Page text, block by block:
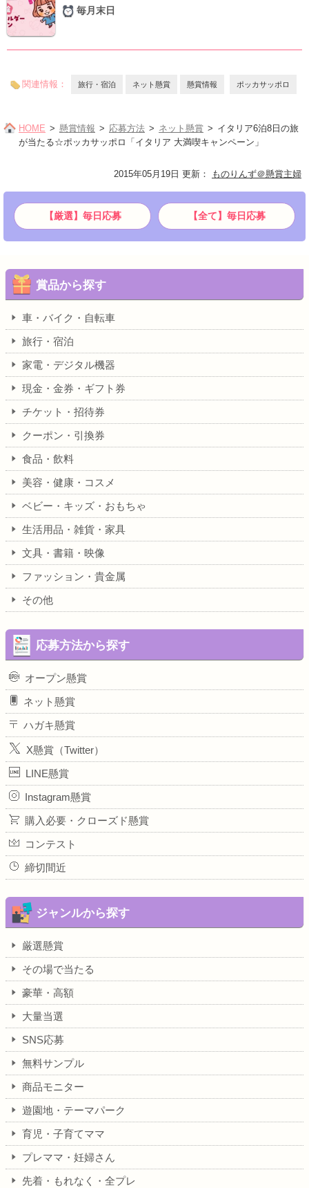
毎月末日
関連情報： 旅行・宿泊 ネット懸賞 懸賞情報 ポッカサッポロ
HOME 懸賞情報 応募方法 ネット懸賞
イタリア6泊8日の旅
が当たる☆ポッカサッポロ「イタリア 大満喫キャンペーン」
2015年05月19日 更新 ： ものりんず＠懸賞主婦
【厳選】毎日応募 【全て】毎日応募
賞品から探す
車・バイク・自転車
旅行・宿泊
家電・デジタル機器
現金・金券・ギフト券
チケット・招待券
クーポン・引換券
食品・飲料
美容・健康・コスメ
ベビー・キッズ・おもちゃ
生活用品・雑貨・家具
文具・書籍・映像
ファッション・貴金属
その他
応募方法から探す
オープン懸賞
ネット懸賞
ハガキ懸賞
X懸賞（Twitter）
LINE懸賞
Instagram懸賞
購入必要・クローズド懸賞
コンテスト
締切間近
ジャンルから探す
厳選懸賞
その場で当たる
豪華・高額
大量当選
SNS応募
無料サンプル
商品モニター
遊園地・テーマパーク
育児・子育てママ
プレママ・妊婦さん
先着・もれなく・全プレ